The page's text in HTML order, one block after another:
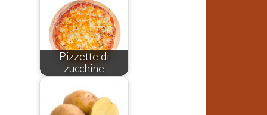
Pizzette di
zucchine